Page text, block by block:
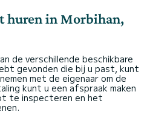
huren in Morbihan,
de verschillende beschikbare
gevonden die bij u past, kunt
met de eigenaar om de
kunt u een afspraak maken
te inspecteren en het